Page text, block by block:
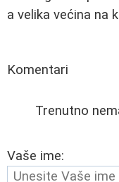
a velika većina na
Komentari
Trenutno
Vaše ime: